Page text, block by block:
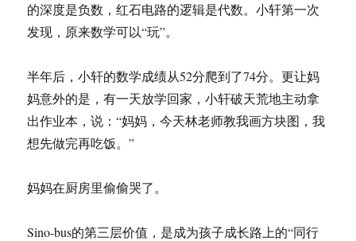
的深度是负数，红石电路的逻辑是代数。小轩第一次
发现，原来数学可以“玩”。
半年后，小轩的数学成绩从52分爬到了74分。更让妈
妈意外的是，有一天放学回家，小轩破天荒地主动拿
出作业本，说：“妈妈，今天林老师教我画方块图，我
想先做完再吃饭。”
妈妈在厨房里偷偷哭了。
Sino-bus的第三层价值，是成为孩子成长路上的“同行